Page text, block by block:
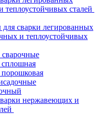
теплоустойчивых сталей
сварки легированных
и теплоустойчивых
нержавеющих и